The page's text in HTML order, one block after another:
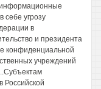
информационные
себе угрозу
в
и президента
конфиденциальной
учреждений
Российской